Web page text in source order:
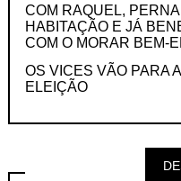
COM RAQUEL,
HABITAÇÃO E JÁ
COM O MORAR BEM-
OS VICES VÃO PARA
ELEIÇÃO